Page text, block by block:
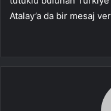
Atalay’a da bir mesaj